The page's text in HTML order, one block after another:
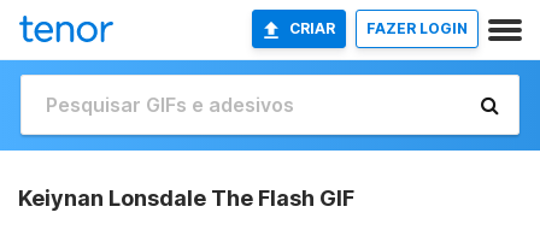
CRIAR FAZER LOGIN
Keiynan Lonsdale The Flash GIF